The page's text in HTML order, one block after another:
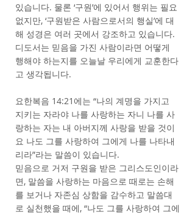
있습니다. 물론 ‘구원’에 있어서 행위는 필요
없지만, ‘구원받은 사람으로서의 행실’에 대
해 성경은 여러 곳에서 강조하고 있습니다.
디도서는 믿음을 가진 사람이라면 어떻게
행해야 하는지를 오늘날 우리에게 교훈한다
고 생각됩니다.
요한복음 14:21에는 “나의 계명을 가지고
지키는 자라야 나를 사랑하는 자니 나를 사
랑하는 자는 내 아버지께 사랑을 받을 것이
요 나도 그를 사랑하여 그에게 나를 나타내
리라”라는 말씀이 있습니다.
믿음으로 거저 구원을 받은 그리스도인이라
면, 말씀을 사랑하는 마음으로 때로는 손해
를 보거나 자존심 상함을 감수하고 말씀대
로 실천했을 때에, “나도 그를 사랑하여 그에